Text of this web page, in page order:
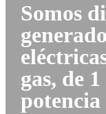
Somos
gas, de
potencia